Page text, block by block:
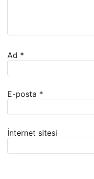
Ad *
E-posta *
İnternet sitesi